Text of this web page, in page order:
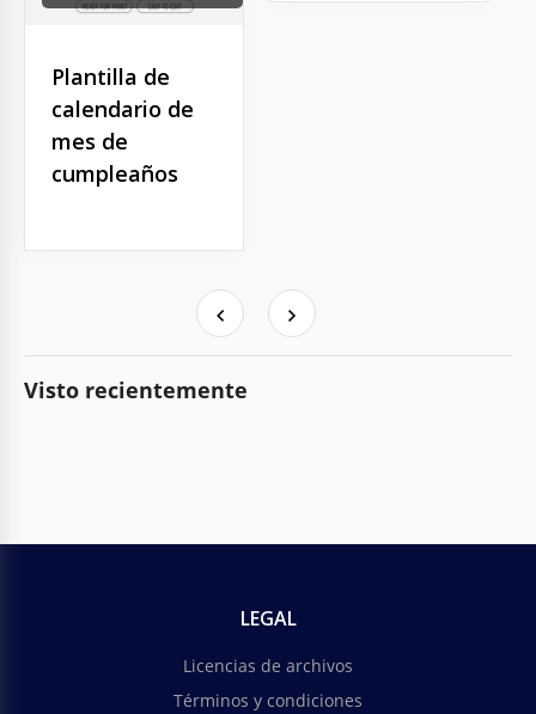
Plantilla de
calendario de
mes de
cumpleaños
Visto recientemente
LEGAL
Licencias de archivos
Términos y condiciones